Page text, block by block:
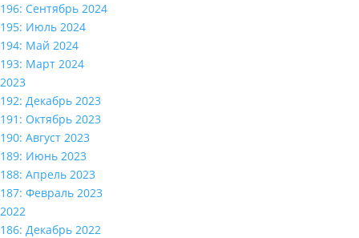
196: Сентябрь 2024
195: Июль 2024
194: Май 2024
193: Март 2024
2023
192: Декабрь 2023
191: Октябрь 2023
190: Август 2023
189: Июнь 2023
188: Апрель 2023
187: Февраль 2023
2022
186: Декабрь 2022